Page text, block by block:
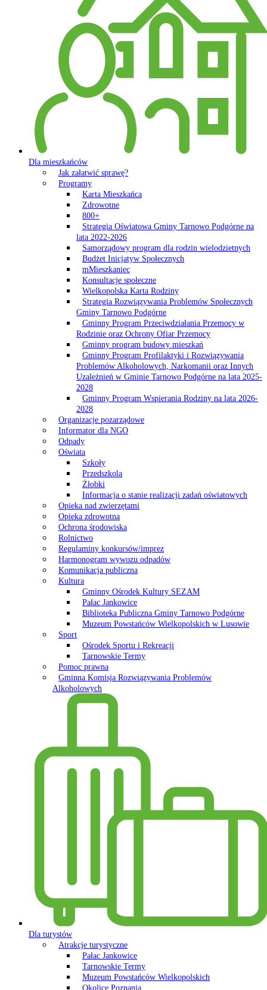
Dla mieszkańców
Jak załatwić sprawę?
Programy
Karta Mieszkańca
Zdrowotne
800+
Strategia Oświatowa Gminy Tarnowo Podgórne na
lata 2022-2026
Samorządowy program dla rodzin wielodzietnych
Budżet Inicjatyw Społecznych
mMieszkaniec
Konsultacje społeczne
Wielkopolska Karta Rodziny
Strategia Rozwiązywania Problemów Społecznych
Gminy Tarnowo Podgórne
Gminny Program Przeciwdziałania Przemocy w
Rodzinie oraz Ochrony Ofiar Przemocy
Gminny program budowy mieszkań
Gminny Program Profilaktyki i Rozwiązywania
Problemów Alkoholowych, Narkomanii oraz Innych
Uzależnień w Gminie Tarnowo Podgórne na lata 2025-
2028
Gminny Program Wspierania Rodziny na lata 2026-
2028
Organizacje pozarządowe
Informator dla NGO
Odpady
Oświata
Szkoły
Przedszkola
Żłobki
Informacja o stanie realizacji zadań oświatowych
Opieka nad zwierzętami
Opieka zdrowotna
Ochrona środowiska
Rolnictwo
Regulaminy konkursów/imprez
Harmonogram wywozu odpadów
Komunikacja publiczna
Kultura
Gminny Ośrodek Kultury SEZAM
Pałac Jankowice
Biblioteka Publiczna Gminy Tarnowo Podgórne
Muzeum Powstańców Wielkopolskich w Lusowie
Sport
Ośrodek Sportu i Rekreacji
Tarnowskie Termy
Pomoc prawna
Gminna Komisja Rozwiązywania Problemów
Alkoholowych
Dla turystów
Atrakcje turystyczne
Pałac Jankowice
Tarnowskie Termy
Muzeum Powstańców Wielkopolskich
Okolice Poznania